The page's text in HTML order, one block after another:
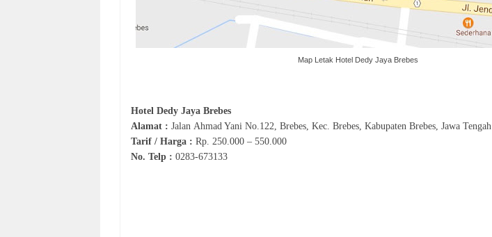
Map Letak Hotel Dedy Jaya Brebes
Hotel Dedy Jaya Brebes
Alamat : Jalan Ahmad Yani No.122, Brebes, Kec. Brebes, Kabupaten Brebes, Jawa Tengah
Tarif / Harga : Rp. 250.000 – 550.000
No. Telp : 0283‐673133